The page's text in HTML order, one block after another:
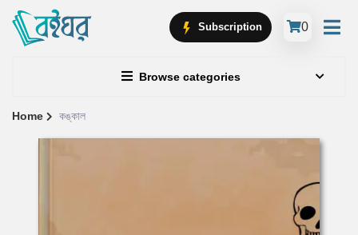
Browse categories
Subscription 0
Site
Home কঙ্কাল